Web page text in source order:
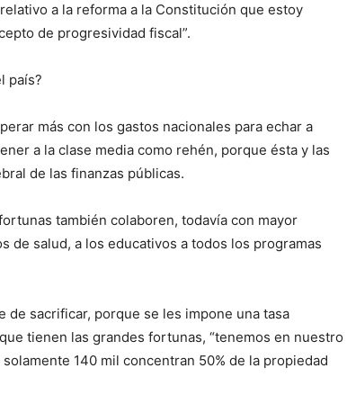
a la reforma a la Constitución que estoy
de progresividad fiscal”.
país?
más con los gastos nacionales para echar a
a la clase media como rehén, porque ésta y las
de las finanzas públicas.
también colaboren, todavía con mayor
de salud, a los educativos a todos los programas
de sacrificar, porque se les impone una tasa
tienen las grandes fortunas, “tenemos en nuestro
140 mil concentran 50% de la propiedad